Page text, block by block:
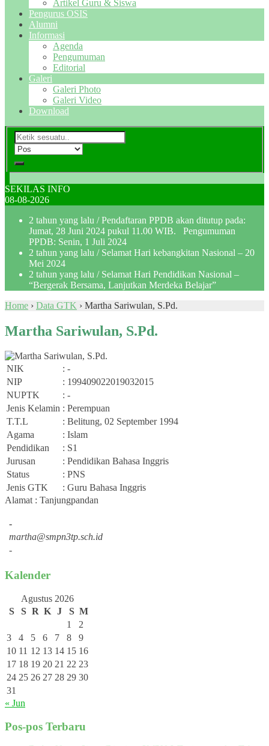
Artikel Guru & Siswa
Pengurus OSIS
Alumni
Informasi
Agenda
Pengumuman
Editorial
Galeri
Galeri Photo
Galeri Video
Download
SEKILAS INFO
08-08-2026
2 tahun yang lalu / Pendaftaran PPDB akan ditutup pada:
Jumat, 28 Juni 2024 pukul 11.00 WIB. Pengumuman
PPDB: Senin, 1 Juli 2024
2 tahun yang lalu / Selamat Hari kebangkitan Nasional – 20
Mei 2024
2 tahun yang lalu / Selamat Hari Pendidikan Nasional –
“Bergerak Bersama, Lanjutkan Merdeka Belajar”
Home › Data GTK › Martha Sariwulan, S.Pd.
Martha Sariwulan, S.Pd.
NIK
: -
NIP
: 199409022019032015
NUPTK
: -
Jenis Kelamin : Perempuan
T.T.L
: Belitung, 02 September 1994
Agama
: Islam
Pendidikan
: S1
Jurusan
: Pendidikan Bahasa Inggris
Status
: PNS
Jenis GTK
: Guru Bahasa Inggris
Alamat : Tanjungpandan
-
martha@smpn3tp.sch.id
-
Kalender
Agustus 2026
S
S R K J S M
1
2
3
4 5 6 7 8
9
10 11 12 13 14 15 16
17 18 19 20 21 22 23
24 25 26 27 28 29 30
31
« Jun
Pos-pos Terbaru